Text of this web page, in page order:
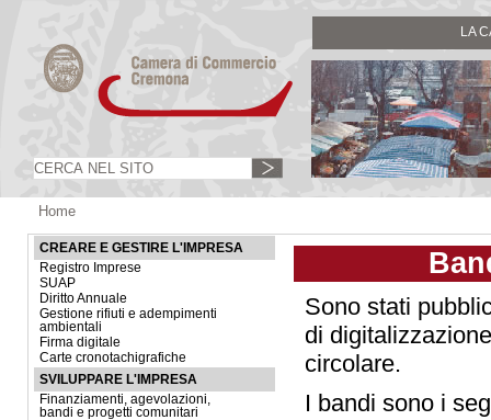
LA
Home
CREARE E GESTIRE L'IMPRESA
Registro Imprese
SUAP
Diritto Annuale
Gestione rifiuti e adempimenti
ambientali
Firma digitale
Carte cronotachigrafiche
SVILUPPARE L'IMPRESA
Finanziamenti, agevolazioni,
bandi e progetti comunitari
Sono stati
di
circolare.
I bandi sono i